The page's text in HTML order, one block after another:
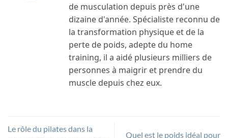
de musculation depuis près d'une
dizaine d'année. Spécialiste reconnu de
la transformation physique et de la
perte de poids, adepte du home
training, il a aidé plusieurs milliers de
personnes à maigrir et prendre du
muscle depuis chez eux.
Le rôle du pilates dans la
Quel est le poids idéal pour